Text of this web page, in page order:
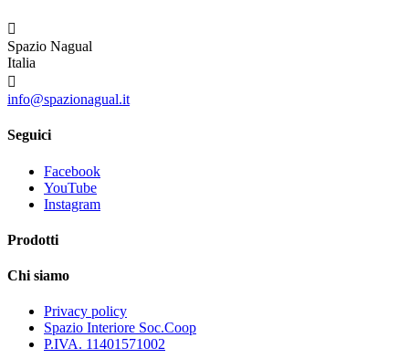

Spazio Nagual
Italia

info@spazionagual.it
Seguici
Facebook
YouTube
Instagram
Prodotti
Chi siamo
Privacy policy
Spazio Interiore Soc.Coop
P.IVA. 11401571002